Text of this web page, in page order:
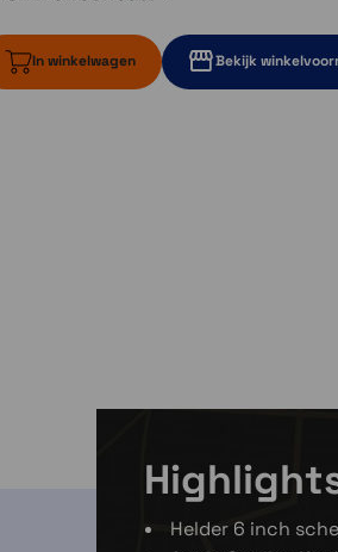
In winkelwagen Bekijk
Helder 6 inch